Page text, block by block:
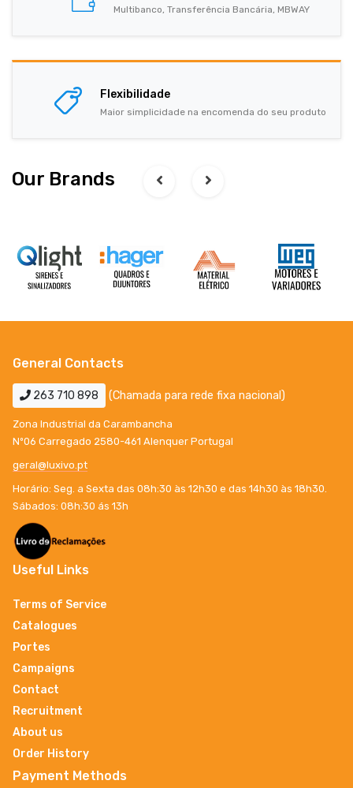
Multibanco, Transferência Bancária, MBWAY
Flexibilidade
Maior simplicidade na encomenda do seu produto
Our Brands
General Contacts
263 710 898 (Chamada para rede fixa nacional)
Zona Industrial da Carambancha
Nº06 Carregado 2580-461 Alenquer Portugal
geral@luxivo.pt
Horário: Seg. a Sexta das 08h:30 às 12h30 e das 14h30 às 18h30.
Sábados: 08h:30 ás 13h
Useful Links
Terms of Service
Catalogues
Portes
Campaigns
Contact
Recruitment
About us
Order History
Payment Methods